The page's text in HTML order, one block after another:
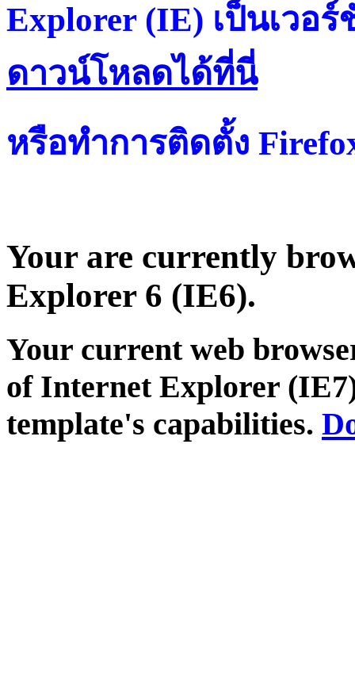
Explorer (IE) เป็นเวอ
ดาวน์โหลดได้ที่น
หรือทำการติดตั้ง
Your are currently
Explorer 6 (IE6).
Your current web
of Internet Explorer
template's capabilities.